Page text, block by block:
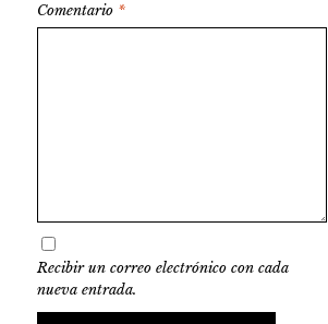
Comentario *
Recibir un correo electrónico con cada
nueva entrada.